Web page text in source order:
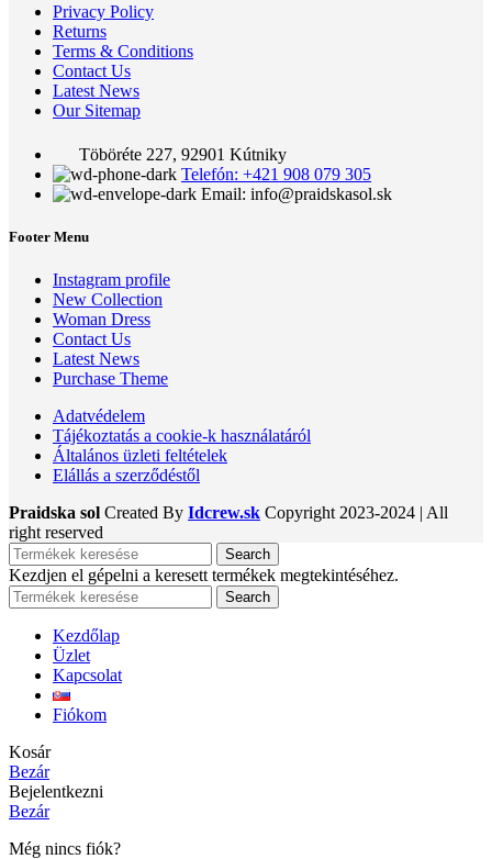
Privacy Policy
Returns
Terms & Conditions
Contact Us
Latest News
Our Sitemap
Töböréte 227, 92901 Kútniky
Telefón: +421 908 079 305
Email: info@praidskasol.sk
Footer Menu
Instagram profile
New Collection
Woman Dress
Contact Us
Latest News
Purchase Theme
Adatvédelem
Tájékoztatás a cookie-k használatáról
Általános üzleti feltételek
Elállás a szerződéstől
Praidska sol Created By Idcrew.sk Copyright 2023-2024 | All
right reserved
Search
Kezdjen el gépelni a keresett termékek megtekintéséhez.
Search
Kezdőlap
Üzlet
Kapcsolat
Fiókom
Kosár
Bezár
Bejelentkezni
Bezár
Még nincs fiók?